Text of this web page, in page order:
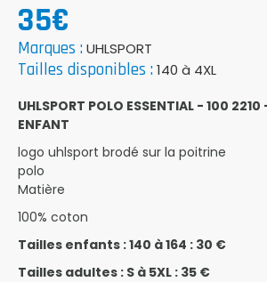
35€
Marques :UHLSPORT
Tailles disponibles :140 à 4XL
UHLSPORT POLO ESSENTIAL - 100 2210
ENFANT
logo uhlsport brodé sur la poitrine
polo
Matière
100% coton
Tailles enfants : 140 à 164 : 30 €
Tailles adultes : S à 5XL : 35 €